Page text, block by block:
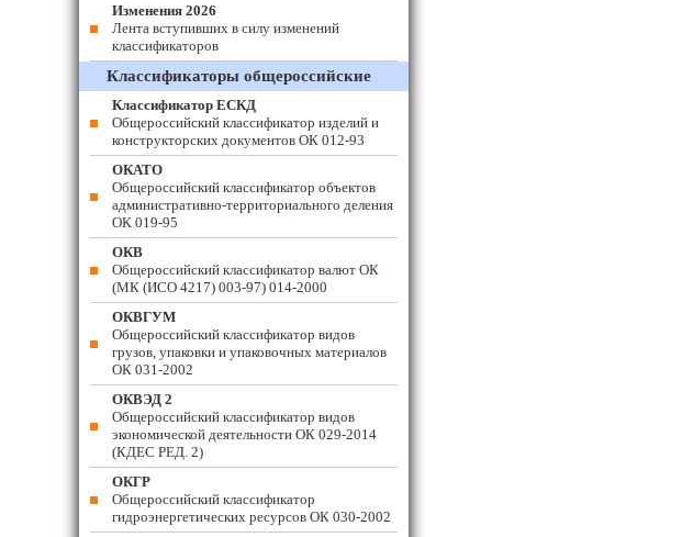
Изменения 2026
Лента вступивших в силу изменений
классификаторов
Классификаторы общероссийские
Классификатор ЕСКД
Общероссийский классификатор изделий и
конструкторских документов ОК 012-93
ОКАТО
Общероссийский классификатор объектов
административно-территориального деления
ОК 019-95
ОКВ
Общероссийский классификатор валют ОК
(МК (ИСО 4217) 003-97) 014-2000
ОКВГУМ
Общероссийский классификатор видов
грузов, упаковки и упаковочных материалов
ОК 031-2002
ОКВЭД 2
Общероссийский классификатор видов
экономической деятельности ОК 029-2014
(КДЕС РЕД. 2)
ОКГР
Общероссийский классификатор
гидроэнергетических ресурсов ОК 030-2002